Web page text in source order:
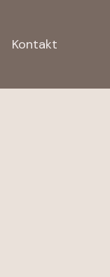
Kontakt